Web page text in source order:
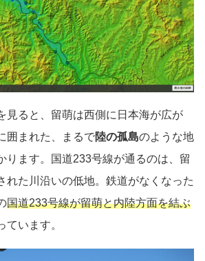
見ると、留萌は西側に日本海が広が
囲まれた、まるで陸の孤島のような地
ります。国道233号線が通るのは、留
れた川沿いの低地。鉄道がなくなった
国道233号線が留萌と内陸方面を結ぶ
ています。